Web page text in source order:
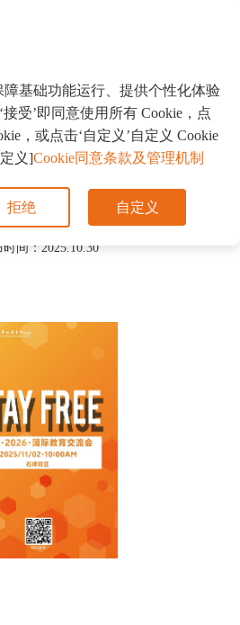
未来
时间：2025.10.30
障基础功能运行、提供个性化体验
受’即同意使用所有 Cookie，点
，或点击‘自定义’自定义 Cookie
义]Cookie同意条款及管理机制
拒绝 自定义